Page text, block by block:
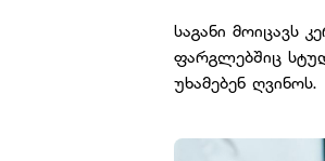
საგანი მოიცავს
ფარგლებშიც
უხამებენ ღვინოს.